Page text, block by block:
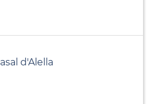
d'Alella